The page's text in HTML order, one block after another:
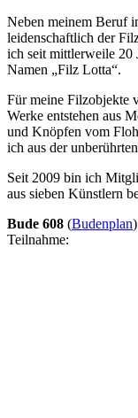
Neben meinem Beruf
leidenschaftlich der
ich seit mittlerweile 20
Namen „Filz Lotta“.
Für meine Filzobjekte
Werke entstehen aus
und Knöpfen vom
ich aus der
Seit 2009 bin ich
aus sieben Künstlern
Bude 608 (Budenplan)
Teilnahme: